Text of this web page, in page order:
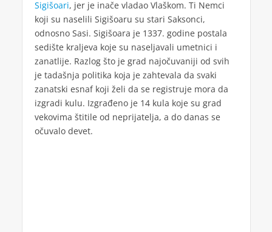
Sigišoari, jer je inače vladao Vlaškom. Ti Nemci
koji su naselili Sigišoaru su stari Saksonci,
odnosno Sasi. Sigišoara je 1337. godine postala
sedište kraljeva koje su naseljavali umetnici i
zanatlije. Razlog što je grad najočuvaniji od svih
je tadašnja politika koja je zahtevala da svaki
zanatski esnaf koji želi da se registruje mora da
izgradi kulu. Izgrađeno je 14 kula koje su grad
vekovima štitile od neprijatelja, a do danas se
očuvalo devet.